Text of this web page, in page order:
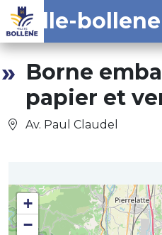
ville-bollene
Borne
papier et
Av. Paul Claudel
+
−